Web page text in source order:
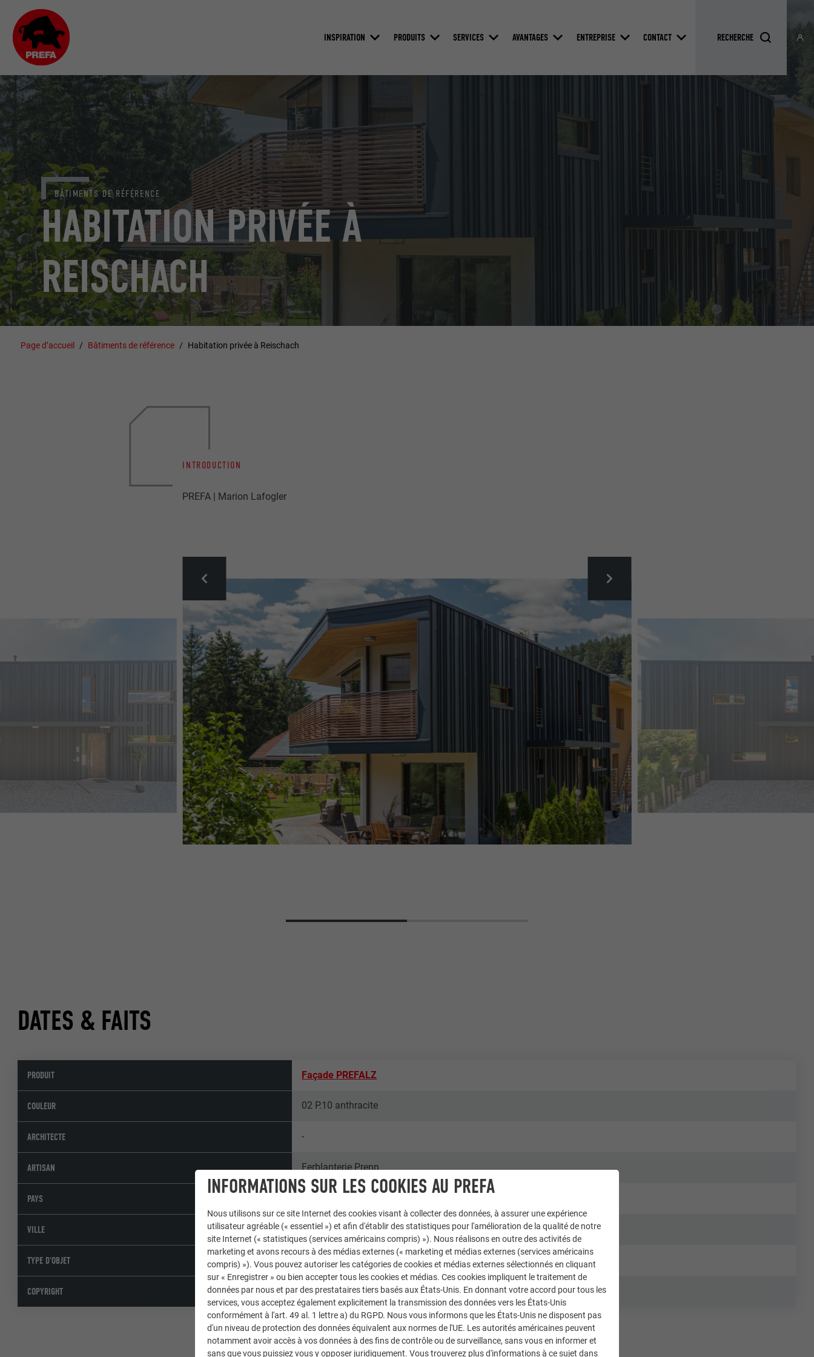
INSPIRATION PRODUITS SERVICES AVANTAGES ENTREPRISE CONTACT
HABITATION PRIVÉE À
REISCHACH
BÂTIMENTS DE RÉFÉRENCE
Page d’accueil Bâtiments de référence Habitation privée à Reischach
INTRODUCTION
PREFA | Marion Lafogler
DATES & FAITS
PRODUIT Façade PREFALZ
COULEUR 02 P.10 anthracite
ARCHITECTE -
ARTISAN Ferblanterie Prenn
PAYS
VILLE Reischach
TYPE D'OBJET Maisons individuelles
COPYRIGHT © PREFA | Croce & Wir
INFORMATIONS SUR LES COOKIES AU PREFA
Nous utilisons sur ce site Internet des cookies visant à collecter des données, à assurer une expérience
utilisateur agréable (« essentiel ») et afin d'établir des statistiques pour l'amélioration de la qualité de notre
site Internet (« statistiques (services américains compris) »). Nous réalisons en outre des activités de
marketing et avons recours à des médias externes (« marketing et médias externes (services américains
compris) »). Vous pouvez autoriser les catégories de cookies et médias externes sélectionnés en cliquant
sur « Enregistrer » ou bien accepter tous les cookies et médias. Ces cookies impliquent le traitement de
données par nous et par des prestataires tiers basés aux États-Unis. En donnant votre accord pour tous les
services, vous acceptez également explicitement la transmission des données vers les États-Unis
conformément à l'art. 49 al. 1 lettre a) du RGPD. Nous vous informons que les États-Unis ne disposent pas
d'un niveau de protection des données équivalent aux normes de l'UE. Les autorités américaines peuvent
notamment avoir accès à vos données à des fins de contrôle ou de surveillance, sans vous en informer et
sans que vous puissiez vous y opposer juridiquement. Vous trouverez plus d'informations à ce sujet dans